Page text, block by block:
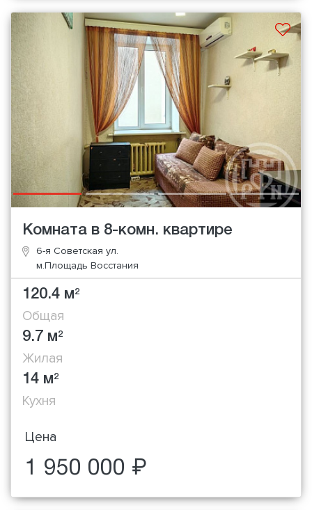
Комната в 8-комн. квартире
6-я Советская ул.
м.Площадь Восстания
120.4 м2
Общая
9.7 м2
Жилая
14 м2
Кухня
Цена
1 950 000 ₽